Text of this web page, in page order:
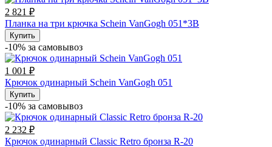
2 821 ₽
Планка на три крючка Schein VanGogh 051*3В
Купить
-10% за cамовывоз
1 001 ₽
Крючок одинарный Schein VanGogh 051
Купить
-10% за cамовывоз
2 232 ₽
Крючок одинарный Classic Retro бронза R-20